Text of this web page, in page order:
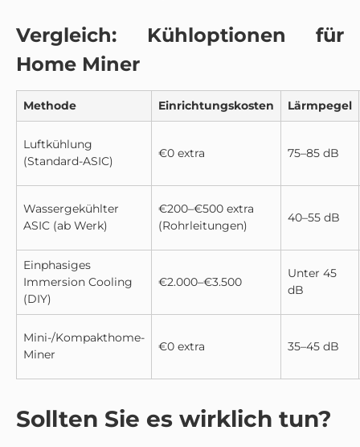
Vergleich: Kühloptionen für
Home Miner
Methode Einrichtungskosten Lärmpegel
Luftkühlung
(Standard-ASIC)
€0 extra 75–85 dB
Wassergekühlter
ASIC (ab Werk)
€200–€500 extra
(Rohrleitungen)
40–55 dB
Einphasiges
Immersion Cooling
(DIY)
€2.000–€3.500
Unter 45
dB
Mini-/Kompakthome-
Miner
€0 extra 35–45 dB
Sollten Sie es wirklich tun?